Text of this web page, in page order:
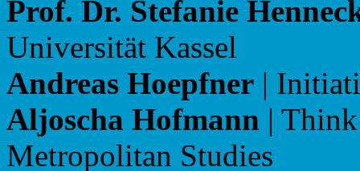
Prof. Dr. Stefanie
Universität Kassel
Andreas Hoepfner |
Aljoscha Hofmann |
Metropolitan Studies